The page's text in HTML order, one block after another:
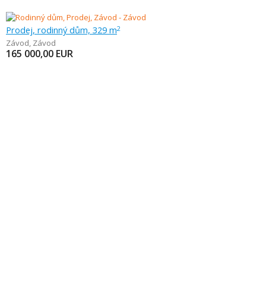
Prodej, rodinný dům, 329 m2
Závod, Závod
165 000,00 EUR